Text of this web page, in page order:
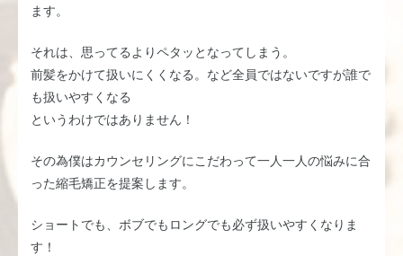
ます。
それは、思ってるよりペタッとなってしまう。
前髪をかけて扱いにくくなる。など全員ではないですが誰で
も扱いやすくなる
というわけではありません！
その為僕はカウンセリングにこだわって一人一人の悩みに合
った縮毛矯正を提案します。
ショートでも、ボブでもロングでも必ず扱いやすくなりま
す！